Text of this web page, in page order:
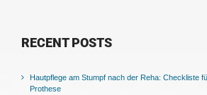
RECENT POSTS
Hautpflege am Stumpf nach der Reha: Checkliste
Prothese